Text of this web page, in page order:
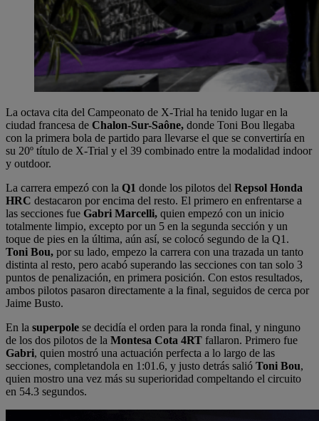
La octava cita del Campeonato de X-Trial ha tenido lugar en la
ciudad francesa de Chalon-Sur-Saône, donde Toni Bou llegaba
con la primera bola de partido para llevarse el que se convertiría en
su 20º título de X-Trial y el 39 combinado entre la modalidad indoor
y outdoor.
La carrera empezó con la Q1 donde los pilotos del Repsol Honda
HRC destacaron por encima del resto. El primero en enfrentarse a
las secciones fue Gabri Marcelli, quien empezó con un inicio
totalmente limpio, excepto por un 5 en la segunda sección y un
toque de pies en la última, aún así, se colocó segundo de la Q1.
Toni Bou, por su lado, empezo la carrera con una trazada un tanto
distinta al resto, pero acabó superando las secciones con tan solo 3
puntos de penalización, en primera posición. Con estos resultados,
ambos pilotos pasaron directamente a la final, seguidos de cerca por
Jaime Busto.
En la superpole se decidía el orden para la ronda final, y ninguno
de los dos pilotos de la Montesa Cota 4RT fallaron. Primero fue
Gabri, quien mostró una actuación perfecta a lo largo de las
secciones, completandola en 1:01.6, y justo detrás salió Toni Bou,
quien mostro una vez más su superioridad compeltando el circuito
en 54.3 segundos.